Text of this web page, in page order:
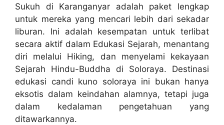
Sukuh di Karanganyar adalah paket lengkap
untuk mereka yang mencari lebih dari sekadar
liburan. Ini adalah kesempatan untuk terlibat
secara aktif dalam Edukasi Sejarah, menantang
diri melalui Hiking, dan menyelami kekayaan
Sejarah Hindu-Buddha di Soloraya. Destinasi
edukasi candi kuno soloraya ini bukan hanya
eksotis dalam keindahan alamnya, tetapi juga
dalam kedalaman pengetahuan yang
ditawarkannya.